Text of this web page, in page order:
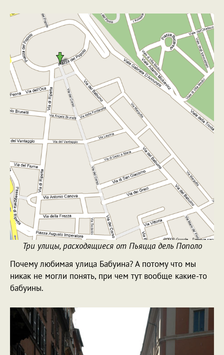
Три улицы, расходящиеся от Пьяцца дель Пополо
Почему любимая улица Бабуина? А потому что мы
никак не могли понять, при чем тут вообще какие-то
бабуины.